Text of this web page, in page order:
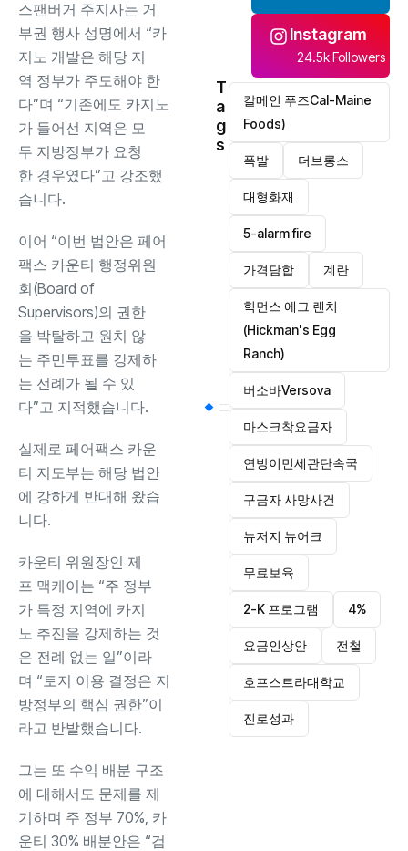
스팬버거 주지사는 거
부권 행사 성명에서 “카
지노 개발은 해당 지
역 정부가 주도해야 한
다”며 “기존에도 카지노
가 들어선 지역은 모
두 지방정부가 요청
한 경우였다”고 강조했
습니다.
이어 “이번 법안은 페어
팩스 카운티 행정위원
회(Board of
Supervisors)의 권한
을 박탈하고 원치 않
는 주민투표를 강제하
는 선례가 될 수 있
다”고 지적했습니다.
실제로 페어팩스 카운
티 지도부는 해당 법안
에 강하게 반대해 왔습
니다.
카운티 위원장인 제
프 맥케이는 “주 정부
가 특정 지역에 카지
노 추진을 강제하는 것
은 전례 없는 일”이라
며 “토지 이용 결정은 지
방정부의 핵심 권한”이
라고 반발했습니다.
그는 또 수익 배분 구조
에 대해서도 문제를 제
기하며 주 정부 70%, 카
운티 30% 배분안은 “검
Instagram
24.5k Followers
T
a
g
s
칼메인 푸즈Cal-Maine
Foods)
폭발 더브롱스
대형화재
5-alarm fire
가격담합 계란
힉먼스 에그 랜치
(Hickman's Egg
Ranch)
버소바Versova
마스크착요금자
연방이민세관단속국
구금자 사망사건
뉴저지 뉴어크
무료보육
2-K 프로그램 4%
요금인상안 전철
호프스트라대학교
진로성과